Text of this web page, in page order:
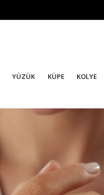
YÜZÜK KÜPE KOLYE